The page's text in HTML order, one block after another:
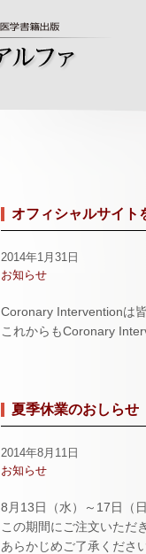
オフィシャルサイト
2014年1月31日
お知らせ
Coronary Interventionは
これからもCoronary
夏季休業のおしらせ
2014年8月11日
お知らせ
8月13日（水）～17日（
この期間にご注文いただ
あらかじめご了承ください